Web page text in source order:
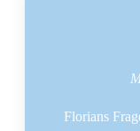
Florians